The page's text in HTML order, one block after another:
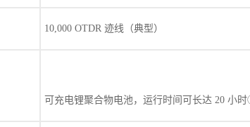
10,000 OTDR 迹线（典型）
可充电锂聚合物电池，运行时间可长达 20 小